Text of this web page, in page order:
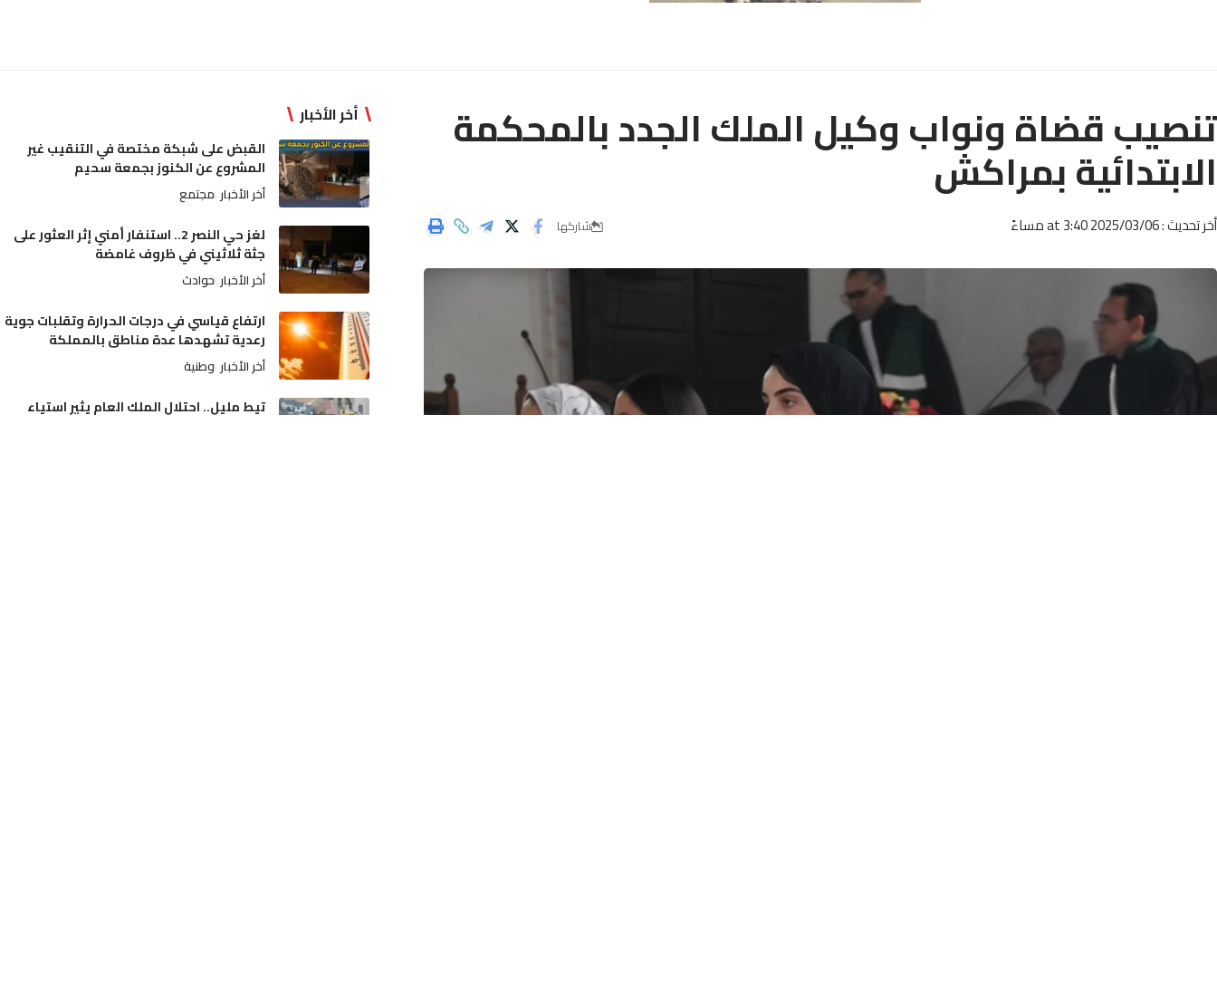
تنصيب قضاة ونواب وكيل الملك الجدد بالمحكمة
الابتدائية بمراكش
أخر تحديث : 2025/03/06 at 3:40 مساءً شاركها
أخر الأخبار
القبض على شبكة مختصة في التنقيب غير
المشروع عن الكنوز بجمعة سحيم
أخر الأخبار مجتمع
لغز حي النصر 2.. استنفار أمني إثر العثور على
جثة ثلاثيني في ظروف غامضة
أخر الأخبار حوادث
ارتفاع قياسي في درجات الحرارة وتقلبات جوية
رعدية تشهدها عدة مناطق بالمملكة
أخر الأخبار وطنية
تيط مليل.. احتلال الملك العام يثير استياء